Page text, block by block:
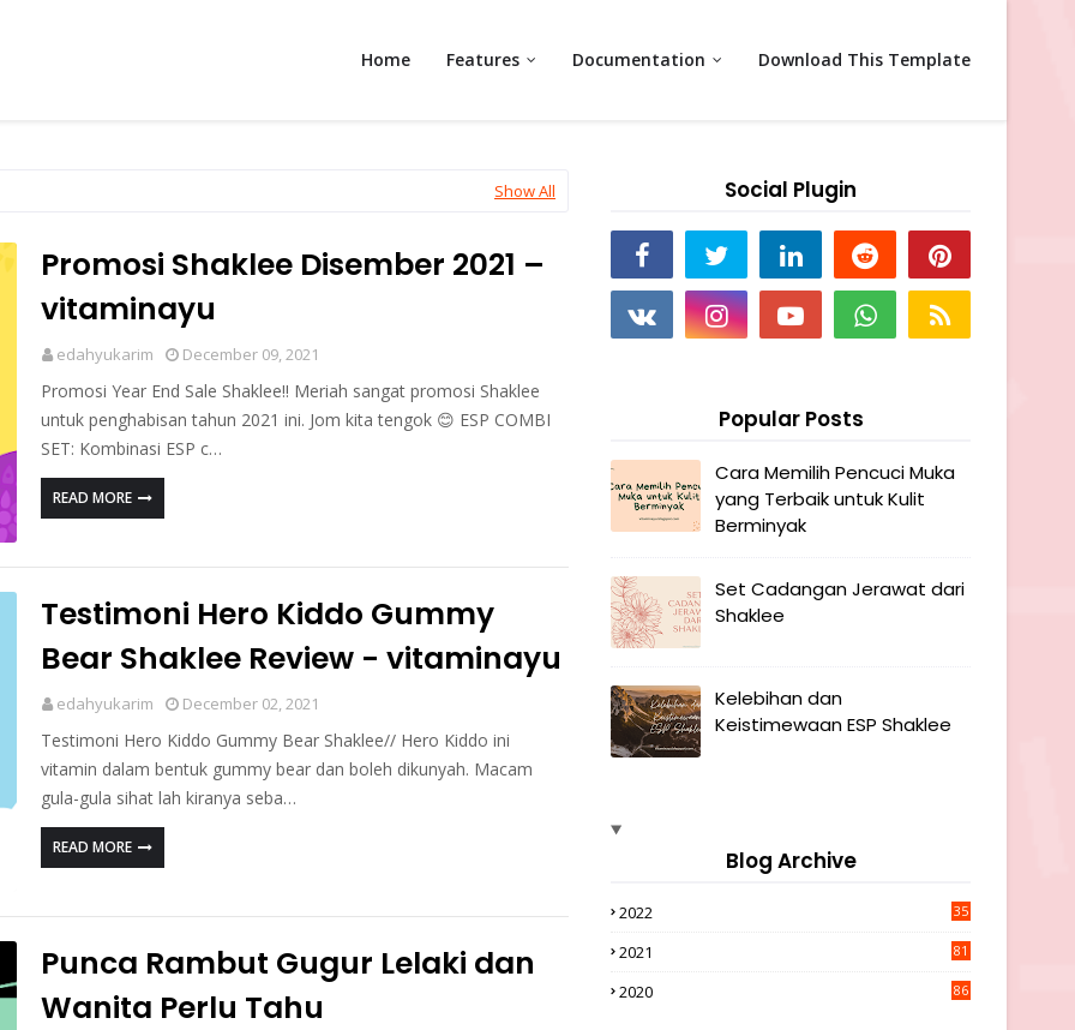
Home Features Documentation Download This Template
Show All
Promosi Shaklee Disember 2021 –
vitaminayu
edahyukarim December 09, 2021
Promosi Year End Sale Shaklee!! Meriah sangat promosi Shaklee
untuk penghabisan tahun 2021 ini. Jom kita tengok 😊 ESP COMBI
SET: Kombinasi ESP c…
READ MORE
Testimoni Hero Kiddo Gummy
Bear Shaklee Review - vitaminayu
edahyukarim December 02, 2021
Testimoni Hero Kiddo Gummy Bear Shaklee// Hero Kiddo ini
vitamin dalam bentuk gummy bear dan boleh dikunyah. Macam
gula-gula sihat lah kiranya seba…
READ MORE
Punca Rambut Gugur Lelaki dan
Wanita Perlu Tahu
Social Plugin
Popular Posts
Cara Memilih Pencuci Muka
yang Terbaik untuk Kulit
Berminyak
Set Cadangan Jerawat dari
Shaklee
Kelebihan dan
Keistimewaan ESP Shaklee
Blog Archive
2022 35
2021 81
2020 86